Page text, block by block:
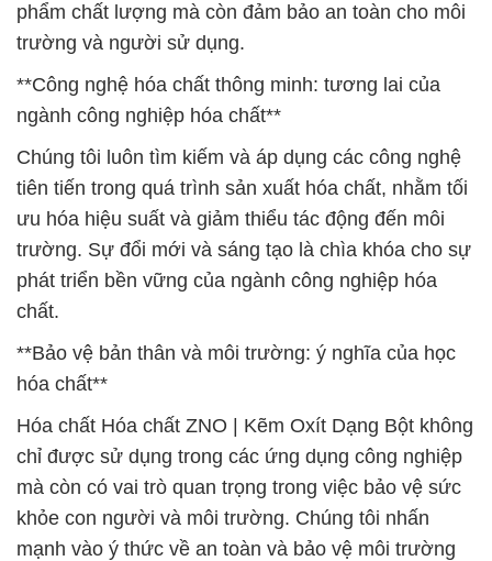
phẩm chất lượng mà còn đảm bảo an toàn cho môi
trường và người sử dụng.
**Công nghệ hóa chất thông minh: tương lai của
ngành công nghiệp hóa chất**
Chúng tôi luôn tìm kiếm và áp dụng các công nghệ
tiên tiến trong quá trình sản xuất hóa chất, nhằm tối
ưu hóa hiệu suất và giảm thiểu tác động đến môi
trường. Sự đổi mới và sáng tạo là chìa khóa cho sự
phát triển bền vững của ngành công nghiệp hóa
chất.
**Bảo vệ bản thân và môi trường: ý nghĩa của học
hóa chất**
Hóa chất Hóa chất ZNO | Kẽm Oxít Dạng Bột không
chỉ được sử dụng trong các ứng dụng công nghiệp
mà còn có vai trò quan trọng trong việc bảo vệ sức
khỏe con người và môi trường. Chúng tôi nhấn
mạnh vào ý thức về an toàn và bảo vệ môi trường